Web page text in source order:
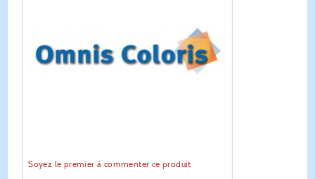
Soyez le premier à commenter ce produit